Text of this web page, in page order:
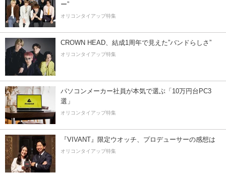
ー”
オリコンタイアップ特集
CROWN HEAD、結成1周年で見えた”バンドらしさ”
オリコンタイアップ特集
パソコンメーカー社員が本気で選ぶ「10万円台PC3
選」
オリコンタイアップ特集
『VIVANT』限定ウオッチ、プロデューサーの感想は
オリコンタイアップ特集